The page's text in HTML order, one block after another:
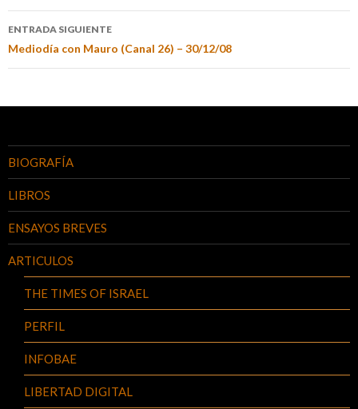
ENTRADA SIGUIENTE
Mediodía con Mauro (Canal 26) – 30/12/08
BIOGRAFÍA
LIBROS
ENSAYOS BREVES
ARTICULOS
THE TIMES OF ISRAEL
PERFIL
INFOBAE
LIBERTAD DIGITAL